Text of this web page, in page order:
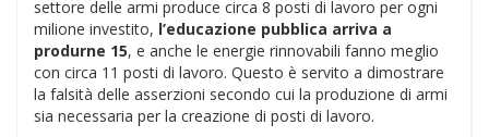
settore delle armi produce circa 8 posti di lavoro per ogni
milione investito, l’educazione pubblica arriva a
produrne 15, e anche le energie rinnovabili fanno meglio
con circa 11 posti di lavoro. Questo è servito a dimostrare
la falsità delle asserzioni secondo cui la produzione di armi
sia necessaria per la creazione di posti di lavoro.